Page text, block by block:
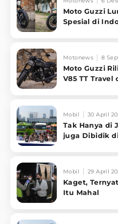
Moto Guzzi
Spesial di
Motonews 8
Moto Guzzi
V85 TT Travel
Mobil 30 April
Tak Hanya di
juga Dibidik
Mobil 29 April
Kaget,
Itu Mahal